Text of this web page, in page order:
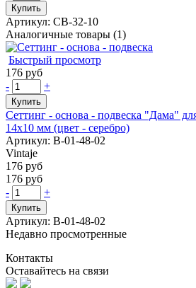
Купить
Артикул: СВ-32-10
Аналогичные товары (1)
Быстрый просмотр
176 руб
-
+
Купить
Сеттинг - основа - подвеска "Дама"
14х10 мм (цвет - серебро)
Артикул: В-01-48-02
Vintaje
176 руб
176 руб
-
+
Купить
Артикул: В-01-48-02
Недавно просмотренные
Контакты
Оставайтесь на связи